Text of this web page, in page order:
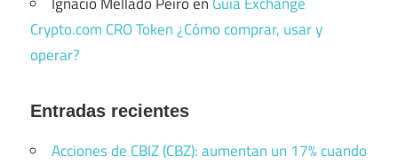
Crypto.com CRO Token ¿Cómo comprar, usar y
operar?
Entradas recientes
Acciones de CBIZ (CBZ): aumentan un 17% cuando